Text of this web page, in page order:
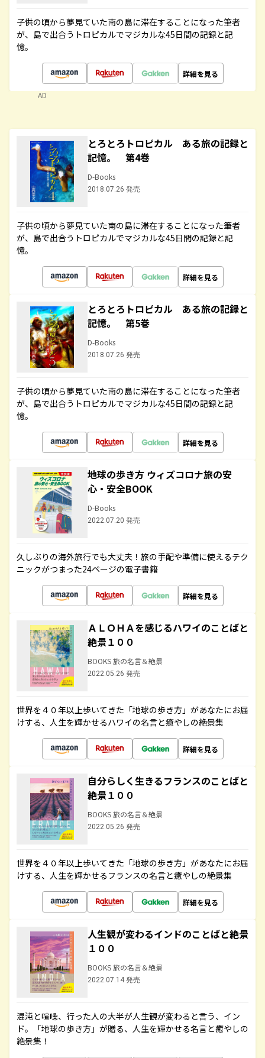
子供の頃から夢見ていた南の島に滞在することになった筆者
が、島で出合うトロピカルでマジカルな45日間の記録と記
憶。
詳細を見る
AD
とろとろトロピカル ある旅の記録と
記憶。 第4巻
D-Books
2018.07.26 発売
子供の頃から夢見ていた南の島に滞在することになった筆者
が、島で出合うトロピカルでマジカルな45日間の記録と記
憶。
詳細を見る
とろとろトロピカル ある旅の記録と
記憶。 第5巻
D-Books
2018.07.26 発売
子供の頃から夢見ていた南の島に滞在することになった筆者
が、島で出合うトロピカルでマジカルな45日間の記録と記
憶。
詳細を見る
地球の歩き方 ウィズコロナ旅の安
心・安全BOOK
D-Books
2022.07.20 発売
久しぶりの海外旅行でも大丈夫！旅の手配や準備に使えるテク
ニックがつまった24ページの電子書籍
詳細を見る
ＡＬＯＨＡを感じるハワイのことばと
絶景１００
BOOKS 旅の名言＆絶景
2022.05.26 発売
世界を４０年以上歩いてきた「地球の歩き方」があなたにお届
けする、人生を輝かせるハワイの名言と癒やしの絶景集
詳細を見る
自分らしく生きるフランスのことばと
絶景１００
BOOKS 旅の名言＆絶景
2022.05.26 発売
世界を４０年以上歩いてきた「地球の歩き方」があなたにお届
けする、人生を輝かせるフランスの名言と癒やしの絶景集
詳細を見る
人生観が変わるインドのことばと絶景
１００
BOOKS 旅の名言＆絶景
2022.07.14 発売
混沌と喧噪、行った人の大半が人生観が変わると言う、イン
ド。「地球の歩き方」が贈る、人生を輝かせる名言と癒やしの
絶景集！